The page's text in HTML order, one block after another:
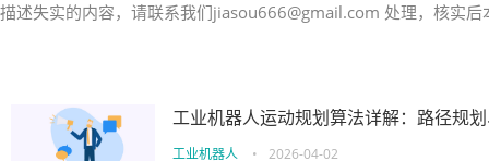
描述失实的内容，请联系我们jiasou666@gmail.com 处理，核实
工业机器人运动规划算法详解：路径规
工业机器人 • 2026-04-02